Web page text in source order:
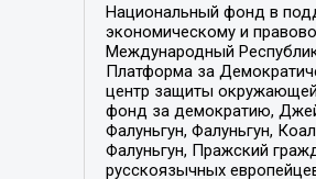
Национальный фонд в
экономическому и
Международный
Платформа за
центр защиты окружающей
фонд за демократию,
Фалуньгун, Фалуньгун,
Фалуньгун, Пражский
русскоязычных